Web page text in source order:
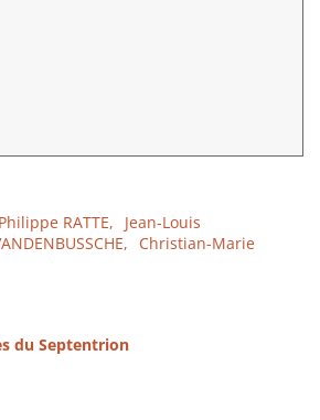
Philippe RATTE,
Jean-Louis
Christian-Marie
du Septentrion